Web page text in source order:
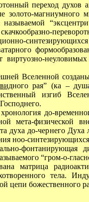
переход духов
золото-
называемой
виртуозно-
Вселенной созданы
ного рая” (ка –
изгиб
до-
мета-физической
духа до-чернего
ноо-
фонтанирующая
“гром-о-
матрица
тела.
цепи божественного